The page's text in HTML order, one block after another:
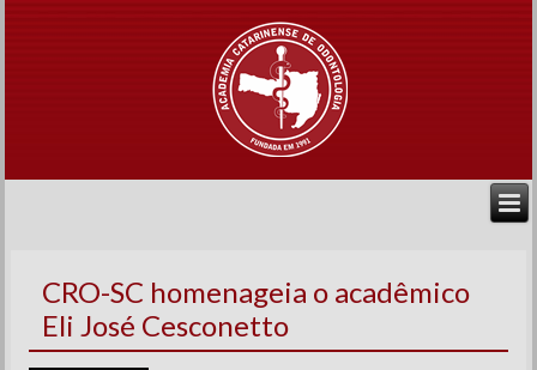
CRO-SC homenageia o acadêmico
Eli José Cesconetto